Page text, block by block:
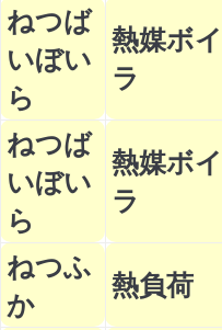
ねつば
いぼい
ら
熱媒ボイ
ラ
ねつば
いぼい
ら
熱媒ボイ
ラ
ねつふ
か
熱負荷